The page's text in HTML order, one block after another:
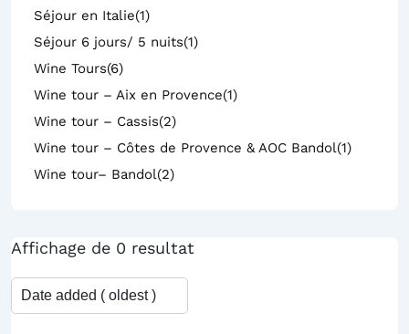
Séjour en Italie(1)
Séjour 6 jours/ 5 nuits(1)
Wine Tours(6)
Wine tour – Aix en Provence(1)
Wine tour – Cassis(2)
Wine tour – Côtes de Provence & AOC Bandol(1)
Wine tour– Bandol(2)
Affichage de 0 resultat